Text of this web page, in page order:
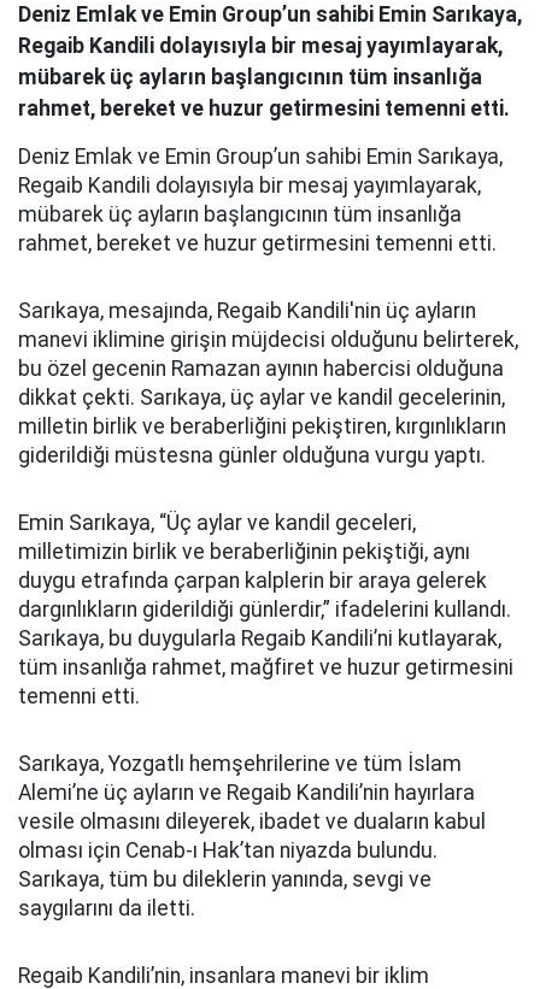
Deniz Emlak ve Emin Group’un sahibi Emin Sarıkaya,
Regaib Kandili dolayısıyla bir mesaj yayımlayarak,
mübarek üç ayların başlangıcının tüm insanlığa
rahmet, bereket ve huzur getirmesini temenni etti.
Deniz Emlak ve Emin Group’un sahibi Emin Sarıkaya,
Regaib Kandili dolayısıyla bir mesaj yayımlayarak,
mübarek üç ayların başlangıcının tüm insanlığa
rahmet, bereket ve huzur getirmesini temenni etti.
Sarıkaya, mesajında, Regaib Kandili'nin üç ayların
manevi iklimine girişin müjdecisi olduğunu belirterek,
bu özel gecenin Ramazan ayının habercisi olduğuna
dikkat çekti. Sarıkaya, üç aylar ve kandil gecelerinin,
milletin birlik ve beraberliğini pekiştiren, kırgınlıkların
giderildiği müstesna günler olduğuna vurgu yaptı.
Emin Sarıkaya, “Üç aylar ve kandil geceleri,
milletimizin birlik ve beraberliğinin pekiştiği, aynı
duygu etrafında çarpan kalplerin bir araya gelerek
dargınlıkların giderildiği günlerdir,” ifadelerini kullandı.
Sarıkaya, bu duygularla Regaib Kandili’ni kutlayarak,
tüm insanlığa rahmet, mağfiret ve huzur getirmesini
temenni etti.
Sarıkaya, Yozgatlı hemşehrilerine ve tüm İslam
Alemi’ne üç ayların ve Regaib Kandili’nin hayırlara
vesile olmasını dileyerek, ibadet ve duaların kabul
olması için Cenab-ı Hak’tan niyazda bulundu.
Sarıkaya, tüm bu dileklerin yanında, sevgi ve
saygılarını da iletti.
Regaib Kandili’nin, insanlara manevi bir iklim